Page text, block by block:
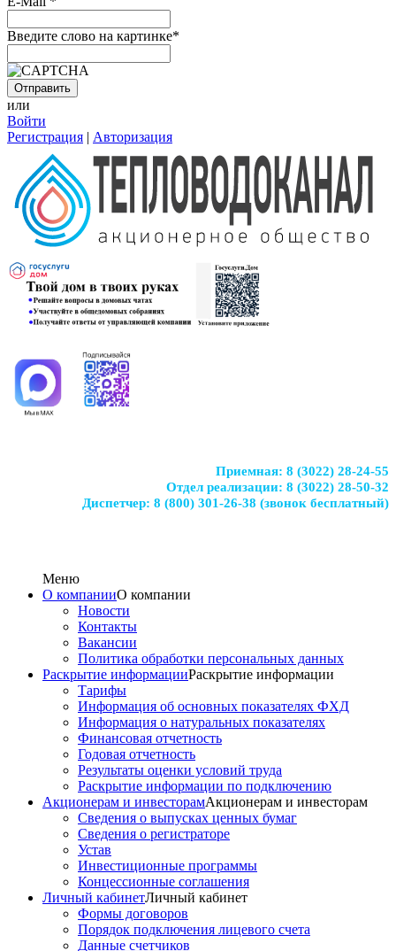
Введите слово на картинке*
или
Войти
Регистрация | Авторизация
Приемная: 8 (3022) 28-24-55
Отдел реализации: 8 (3022) 28-50-32
Диспетчер: 8 (800) 301-26-38 (звонок бесплатный)
Меню
О компанииО компании
Новости
Контакты
Вакансии
Политика обработки персональных данных
Раскрытие информацииРаскрытие информации
Тарифы
Информация об основных показателях ФХД
Информация о натуральных показателях
Финансовая отчетность
Годовая отчетность
Результаты оценки условий труда
Раскрытие информации по подключению
Акционерам и инвесторамАкционерам и инвесторам
Сведения о выпусках ценных бумаг
Сведения о регистраторе
Устав
Инвестиционные программы
Концессионные соглашения
Личный кабинетЛичный кабинет
Формы договоров
Порядок подключения лицевого счета
Данные счетчиков